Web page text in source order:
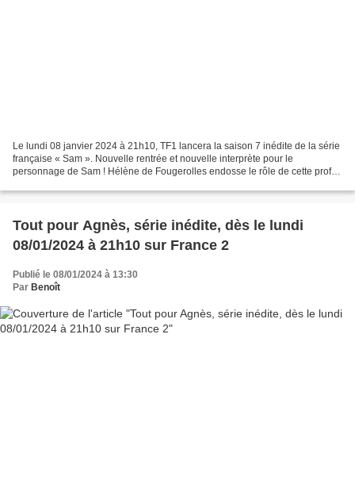
Le lundi 08 janvier 2024 à 21h10, TF1 lancera la saison 7 inédite de la série
française « Sam ». Nouvelle rentrée et nouvelle interprète pour le
personnage de Sam ! Hélène de Fougerolles endosse le rôle de cette prof
Tout pour Agnès, série inédite, dès le lundi
08/01/2024 à 21h10 sur France 2
Publié le 08/01/2024 à 13:30
Par Benoît